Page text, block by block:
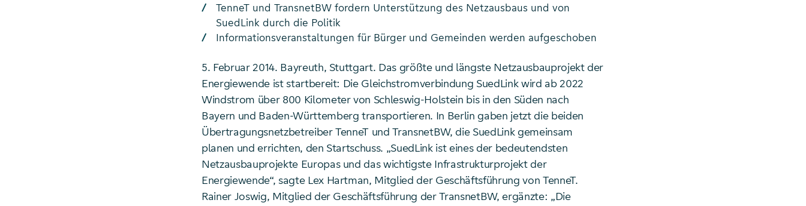
TenneT und TransnetBW fordern Unterstützung des Netzausbaus und von
SuedLink durch die Politik
Informationsveranstaltungen für Bürger und Gemeinden werden aufgeschoben
5. Februar 2014. Bayreuth, Stuttgart. Das größte und längste Netzausbauprojekt der
Energiewende ist startbereit: Die Gleichstromverbindung SuedLink wird ab 2022
Windstrom über 800 Kilometer von Schleswig-Holstein bis in den Süden nach
Bayern und Baden-Württemberg transportieren. In Berlin gaben jetzt die beiden
Übertragungsnetzbetreiber TenneT und TransnetBW, die SuedLink gemeinsam
planen und errichten, den Startschuss. „SuedLink ist eines der bedeutendsten
Netzausbauprojekte Europas und das wichtigste Infrastrukturprojekt der
Energiewende“, sagte Lex Hartman, Mitglied der Geschäftsführung von TenneT.
Rainer Joswig, Mitglied der Geschäftsführung der TransnetBW, ergänzte: „Die